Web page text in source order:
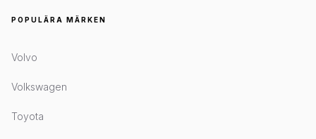
POPULÄRA MÄRKEN
Volvo
Volkswagen
Toyota